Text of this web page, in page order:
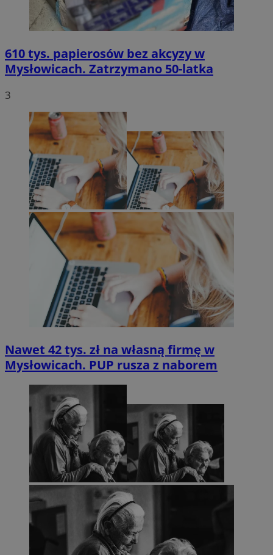
610 tys. papierosów bez akcyzy w
Mysłowicach. Zatrzymano 50-latka
3
Nawet 42 tys. zł na własną firmę w
Mysłowicach. PUP rusza z naborem